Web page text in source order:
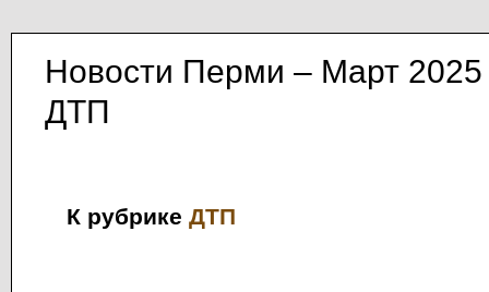
Новости Перми – Март 2025
ДТП
К рубрике ДТП